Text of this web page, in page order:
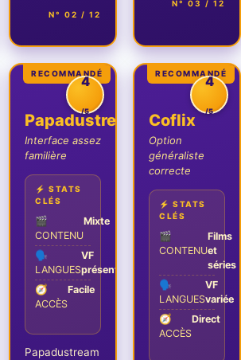
N° 02 / 12
N° 03 / 12
RECOMMANDÉ
4
/5
Papadustream
Interface assez
familière
⚡ STATS
CLÉS
🎬
CONTENU
Mixte
🗣️
LANGUES
VF
présente
🧭
ACCÈS
Facile
Papadustream
RECOMMANDÉ
4
/5
Coflix
Option
généraliste
correcte
⚡ STATS
CLÉS
🎬
CONTENU
Films
et
séries
🗣️
LANGUES
VF
variée
🧭
ACCÈS
Direct